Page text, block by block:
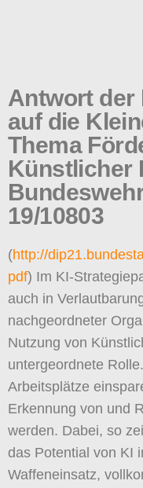
Antwort der
auf die
Thema
Künstlicher
19/10803
(http://
pdf) Im KI-
auch in
nachgeordneter
Nutzung von
untergeordnete
Arbeitsplätze
Erkennung von und
werden. Dabei, so
das Potential von KI
Waffeneinsatz,